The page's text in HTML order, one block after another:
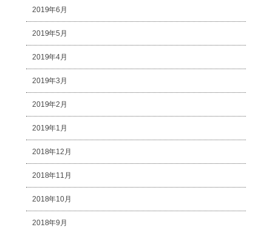
2019年6月
2019年5月
2019年4月
2019年3月
2019年2月
2019年1月
2018年12月
2018年11月
2018年10月
2018年9月